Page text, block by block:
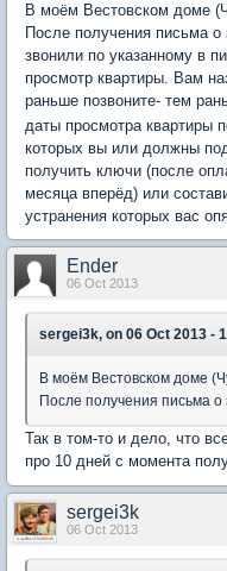
В моём Вестовском доме
После получения письма
звонили по указанному в
просмотр квартиры. Вам
раньше позвоните- тем
даты просмотра квартиры
которых вы или должны
получить ключи (после
месяца вперёд) или
устранения которых вас
Ender
06 Oct 2013
sergei3k, on 06 Oct 2013 -
В моём Вестовском доме
После получения письма о
Так в том-то и дело, что
про 10 дней с момента
sergei3k
06 Oct 2013